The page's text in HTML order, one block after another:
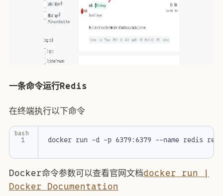
一条命令运行Redis
在终端执行以下命令
1
bash
Docker命令参数可以查看官网文档docker run |
Docker Documentation